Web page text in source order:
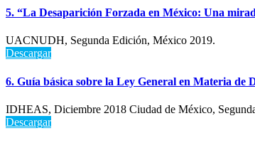
5. “La Desaparición Forzada en México: Una
UACNUDH, Segunda Edición, México 2019.
Descargar
6. Guía básica sobre la Ley General en Materia de
IDHEAS, Diciembre 2018 Ciudad de México,
Descargar